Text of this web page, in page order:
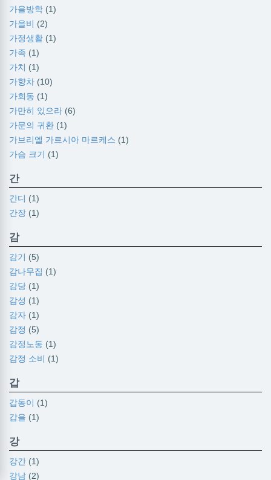
가을방학 (1)
가을비 (2)
가정생활 (1)
가족 (1)
가치 (1)
가향차 (10)
가회동 (1)
가만히 있으라 (6)
가문의 귀환 (1)
가브리엘 가르시아 마르케스 (1)
가슴 크기 (1)
간
간디 (1)
간장 (1)
감
감기 (5)
감나무집 (1)
감당 (1)
감성 (1)
감자 (1)
감정 (5)
감정노동 (1)
감정 소비 (1)
갑
갑동이 (1)
갑을 (1)
강
강간 (1)
강남 (2)